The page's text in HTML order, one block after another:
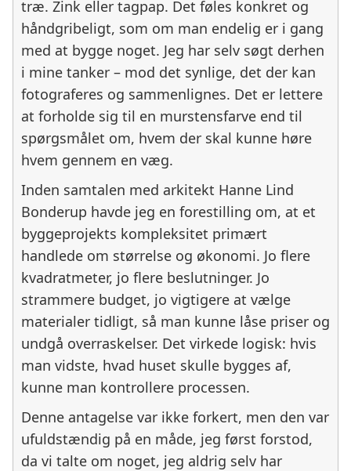
træ. Zink eller tagpap. Det føles konkret og
håndgribeligt, som om man endelig er i gang
med at bygge noget. Jeg har selv søgt derhen
i mine tanker – mod det synlige, det der kan
fotograferes og sammenlignes. Det er lettere
at forholde sig til en murstensfarve end til
spørgsmålet om, hvem der skal kunne høre
hvem gennem en væg.
Inden samtalen med arkitekt Hanne Lind
Bonderup havde jeg en forestilling om, at et
byggeprojekts kompleksitet primært
handlede om størrelse og økonomi. Jo flere
kvadratmeter, jo flere beslutninger. Jo
strammere budget, jo vigtigere at vælge
materialer tidligt, så man kunne låse priser og
undgå overraskelser. Det virkede logisk: hvis
man vidste, hvad huset skulle bygges af,
kunne man kontrollere processen.
Denne antagelse var ikke forkert, men den var
ufuldstændig på en måde, jeg først forstod,
da vi talte om noget, jeg aldrig selv har